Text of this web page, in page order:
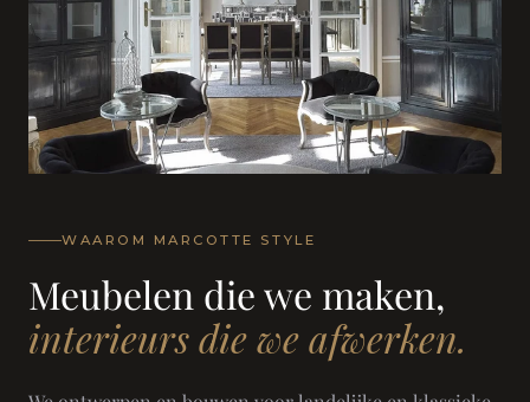
WAAROM MARCOTTE STYLE
Meubelen die we maken,
interieurs die we afwerken.